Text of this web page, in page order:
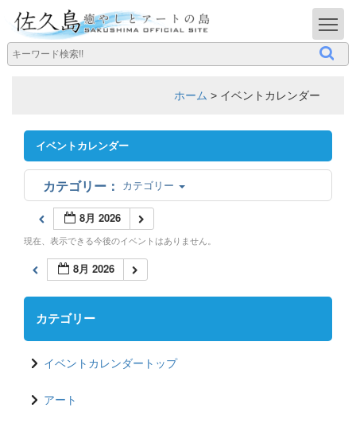
ホーム > イベントカレンダー
イベントカレンダー
カテゴリー
8月 2026
現在、表示できる今後のイベントはありません。
8月 2026
カテゴリー
イベントカレンダートップ
アート